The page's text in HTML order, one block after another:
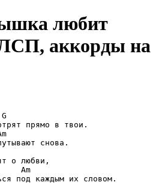
любит
аккорды на
Am
под каждым их словом.